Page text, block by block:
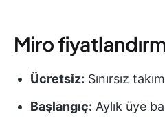
Miro
Ücretsiz: Sınırsız
Başlangıç: Aylık üye